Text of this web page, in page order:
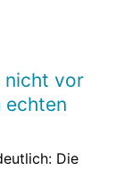
nicht vor
echten
Die